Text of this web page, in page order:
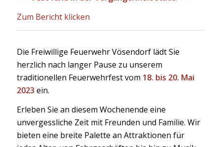
Zum Bericht klicken
Die Freiwillige Feuerwehr Vösendorf lädt Sie
herzlich nach langer Pause zu unserem
traditionellen Feuerwehrfest vom 18. bis 20. Mai
2023 ein.
Erleben Sie an diesem Wochenende eine
unvergessliche Zeit mit Freunden und Familie. Wir
bieten eine breite Palette an Attraktionen für